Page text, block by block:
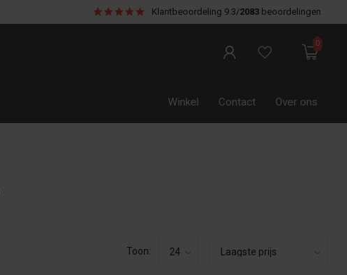
Klantbeoordeling 9.3/2083 beoordelingen
0
Winkel Contact Over ons
Toon: